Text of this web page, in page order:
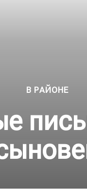
В РАЙОНЕ